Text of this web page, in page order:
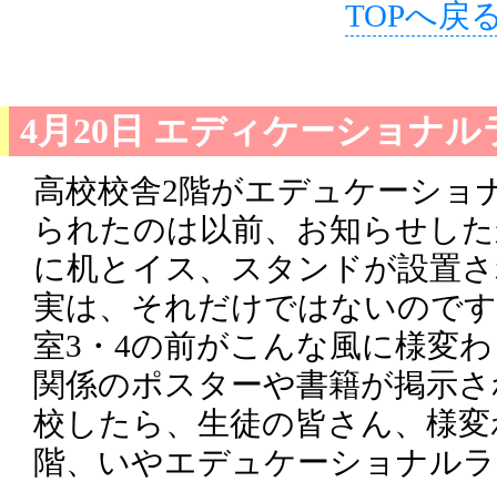
TOPへ戻
4月20日 エディケーショナル
高校校舎2階がエデュケーショ
られたのは以前、お知らせし
に机とイス、スタンドが設置
実は、それだけではないので
室3・4の前がこんな風に様変
関係のポスターや書籍が掲示
校したら、生徒の皆さん、様
階、いやエデュケーショナル